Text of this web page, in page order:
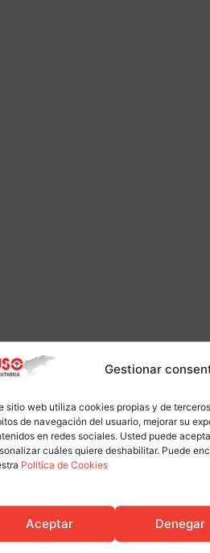
Gestionar
sitio web utiliza cookies propias y de
de navegación del usuario, mejorar su
en redes sociales. Usted puede
cuáles quiere deshabilitar. Puede
Política de Cookies
Aceptar Denegar